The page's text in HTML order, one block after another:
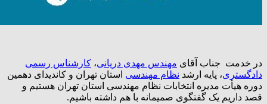
در خدمت جناب آقای مهندس مهدی دریانی، کارشناس رسمی
دادگستری، پایه ارشد نظام مهندسی استان تهران و کاندیدای دهمین
دوره هیأت مدیره انتخابات نظام مهندسی استان تهران هستیم و
قصد داریم یک گفتگوی صمیمانه با هم داشته باشیم.